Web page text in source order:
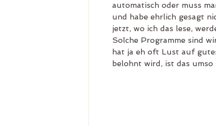
automatisch oder muss
und habe ehrlich gesagt
jetzt, wo ich das lese,
Solche Programme sind
hat ja eh oft Lust auf
belohnt wird, ist das